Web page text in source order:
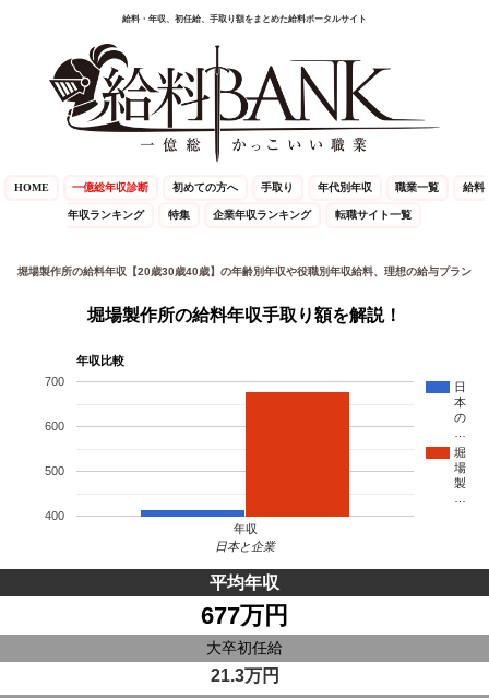
給料・年収、初任給、手取り額をまとめた給料ポータルサイト
HOME 一億総年収診断 初めての方へ 手取り 年代別年収 職業一覧 給料
年収ランキング 特集 企業年収ランキング 転職サイト一覧
堀場製作所の給料年収【20歳30歳40歳】の年齢別年収や役職別年収給料、理想の給与プラン
堀場製作所の給料年収手取り額を解説！
年収比較
日
本
の
堀
場
製
年収
400
500
600
700
日本と企業
平均年収
677万円
大卒初任給
21.3万円